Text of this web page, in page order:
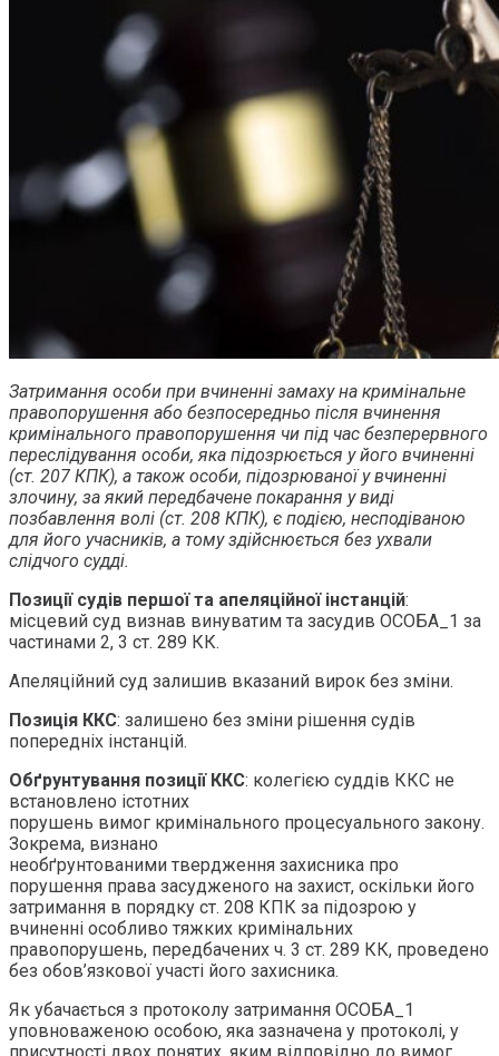
Затримання особи при вчиненні замаху на кримінальне
правопорушення або безпосередньо після вчинення
кримінального правопорушення чи під час безперервного
переслідування особи, яка підозрюється у його вчиненні
(ст. 207 КПК), а також особи, підозрюваної у вчиненні
злочину, за який передбачене покарання у виді
позбавлення волі (ст. 208 КПК), є подією, несподіваною
для його учасників, а тому здійснюється без ухвали
слідчого судді.
Позиції судів першої та апеляційної інстанцій:
місцевий суд визнав винуватим та засудив ОСОБА_1 за
частинами 2, 3 ст. 289 КК.
Апеляційний суд залишив вказаний вирок без зміни.
Позиція ККС: залишено без зміни рішення судів
попередніх інстанцій.
Обґрунтування позиції ККС: колегією суддів ККС не
встановлено істотних
порушень вимог кримінального процесуального закону.
Зокрема, визнано
необґрунтованими твердження захисника про
порушення права засудженого на захист, оскільки його
затримання в порядку ст. 208 КПК за підозрою у
вчиненні особливо тяжких кримінальних
правопорушень, передбачених ч. 3 ст. 289 КК, проведено
без обов’язкової участі його захисника.
Як убачається з протоколу затримання ОСОБА_1
уповноваженою особою, яка зазначена у протоколі, у